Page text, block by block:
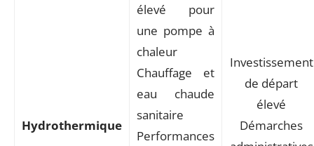
Hydrothermique
élevé pour
une pompe à
chaleur
Chauffage et
eau chaude
sanitaire
Performances
Investissement
de départ
élevé
Démarches